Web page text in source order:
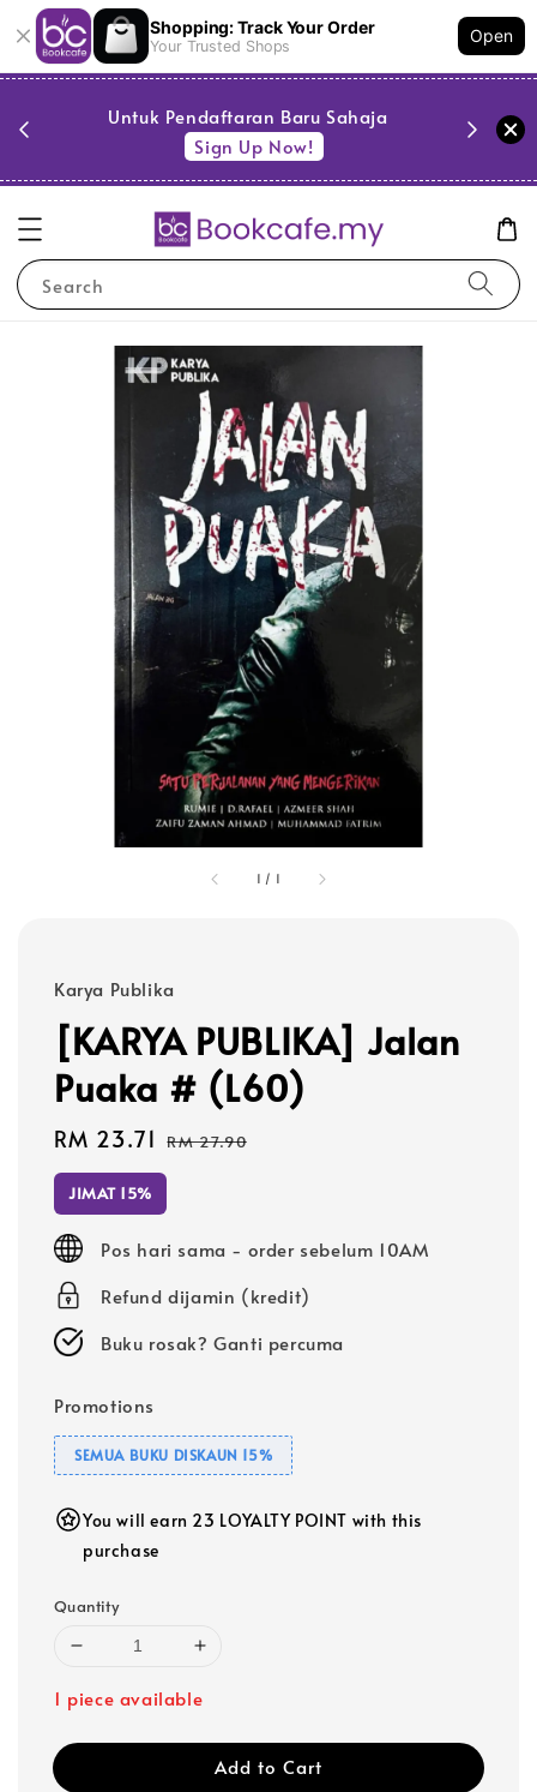
Shopping: Track Your Order
Your Trusted Shops
Open
Untuk Pendaftaran Baru Sahaja
Sign Up Now!
Search
1 / 1
Karya Publika
[KARYA PUBLIKA] Jalan
Puaka # (L60)
Sale
price
RM 23.71 Regular
RM 27.90
JIMAT 15%
Pos hari sama - order sebelum 10AM
Refund dijamin (kredit)
Buku rosak? Ganti percuma
Promotions
SEMUA BUKU DISKAUN 15%
You will earn 23 LOYALTY POINT with this
purchase
Quantity
1 piece available
Add to Cart